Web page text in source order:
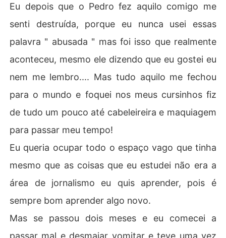
Eu depois que o Pedro fez aquilo comigo me
senti destruída, porque eu nunca usei essas
palavra " abusada " mas foi isso que realmente
aconteceu, mesmo ele dizendo que eu gostei eu
nem me lembro.... Mas tudo aquilo me fechou
para o mundo e foquei nos meus cursinhos fiz
de tudo um pouco até cabeleireira e maquiagem
para passar meu tempo!
Eu queria ocupar todo o espaço vago que tinha
mesmo que as coisas que eu estudei não era a
área de jornalismo eu quis aprender, pois é
sempre bom aprender algo novo.
Mas se passou dois meses e eu comecei a
passar mal e desmaiar vomitar e teve uma vez